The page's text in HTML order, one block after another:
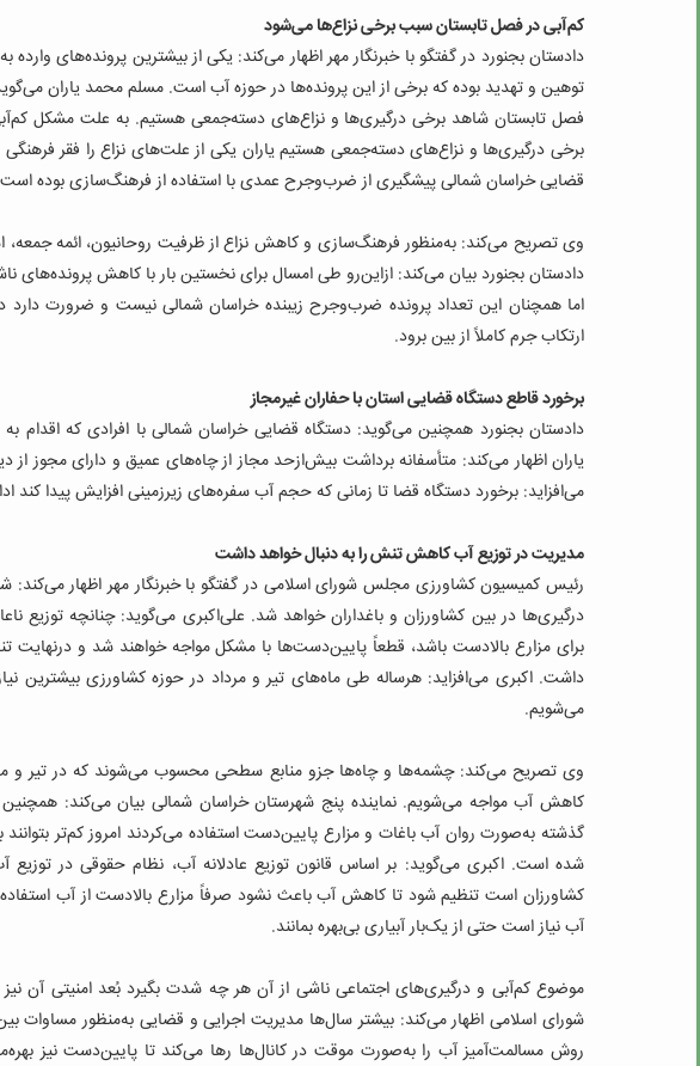
کم‌آبی در فصل تابستان سبب برخی نزاع‌ها می‌شود
دادستان بجنورد در گفتگو با خبرنگار مهر اظهار می‌کند: یکی از بیشترین پرونده‌های
توهین و تهدید بوده که برخی از این پرونده‌ها در حوزه آب است. مسلم محمد یاران
فصل تابستان شاهد برخی درگیری‌ها و نزاع‌های دسته‌جمعی هستیم. به علت مشکل
برخی درگیری‌ها و نزاع‌های دسته‌جمعی هستیم یاران یکی از علت‌های نزاع را فقر
قضایی خراسان شمالی پیشگیری از ضرب‌وجرح عمدی با استفاده از فرهنگ‌سازی بوده
وی تصریح می‌کند: به‌منظور فرهنگ‌سازی و کاهش نزاع از ظرفیت روحانیون، ائمه
دادستان بجنورد بیان می‌کند: ازاین‌رو طی امسال برای نخستین بار با کاهش پرونده‌های
اما همچنان این تعداد پرونده ضرب‌وجرح زیبنده خراسان شمالی نیست و ضرورت دارد
ارتکاب جرم کاملاً از بین برود.
برخورد قاطع دستگاه قضایی استان با حفاران غیرمجاز
دادستان بجنورد همچنین می‌گوید: دستگاه قضایی خراسان شمالی با افرادی که اقدام
یاران اظهار می‌کند: متأسفانه برداشت بیش‌ازحد مجاز از چاه‌های عمیق و دارای مجوز از
می‌افزاید: برخورد دستگاه قضا تا زمانی که حجم آب سفره‌های زیرزمینی افزایش پیدا کند
مدیریت در توزیع آب کاهش تنش را به دنبال خواهد داشت
رئیس کمیسیون کشاورزی مجلس شورای اسلامی در گفتگو با خبرنگار مهر اظهار
درگیری‌ها در بین کشاورزان و باغداران خواهد شد. علی‌اکبری می‌گوید: چنانچه توزیع
برای مزارع بالادست باشد، قطعاً پایین‌دست‌ها با مشکل مواجه خواهند شد و درنهایت
داشت. اکبری می‌افزاید: هرساله طی ماه‌های تیر و مرداد در حوزه کشاورزی بیشترین
می‌شویم.
وی تصریح می‌کند: چشمه‌ها و چاه‌ها جزو منابع سطحی محسوب می‌شوند که در تیر و
کاهش آب مواجه می‌شویم. نماینده پنج شهرستان خراسان شمالی بیان می‌کند:
گذشته به‌صورت روان آب باغات و مزارع پایین‌دست استفاده می‌کردند امروز کم‌تر
شده است. اکبری می‌گوید: بر اساس قانون توزیع عادلانه آب، نظام حقوقی در
کشاورزان است تنظیم شود تا کاهش آب باعث نشود صرفاً مزارع بالادست از آب
آب نیاز است حتی از یک‌بار آبیاری بی‌بهره بمانند.
موضوع کم‌آبی و درگیری‌های اجتماعی ناشی از آن هر چه شدت بگیرد بُعد امنیتی آن
شورای اسلامی اظهار می‌کند: بیشتر سال‌ها مدیریت اجرایی و قضایی به‌منظور مساوات
روش مسالمت‌آمیز آب را به‌صورت موقت در کانال‌ها رها می‌کند تا پایین‌دست‌ نیز